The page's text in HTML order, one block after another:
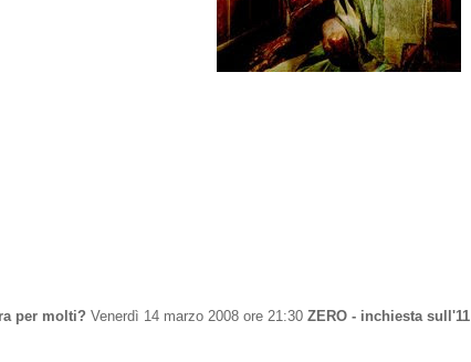
per molti? Venerdì 14 marzo 2008 ore 21:30 ZERO - inchiesta sull'11